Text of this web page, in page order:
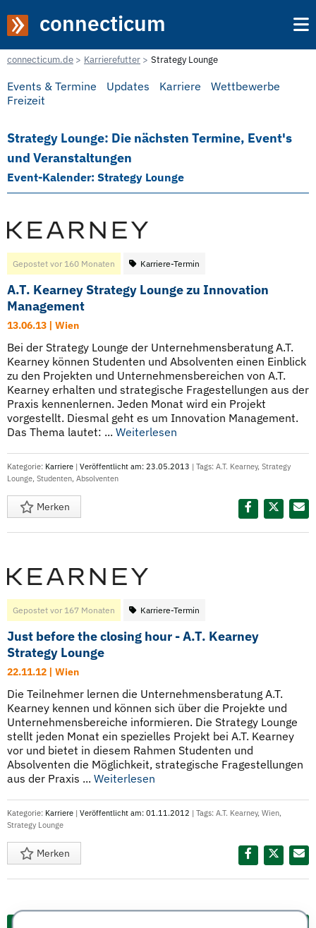
connecticum
connecticum.de Karrierefutter Strategy Lounge
Events & Termine Updates Karriere
Wettbewerbe
Freizeit
Strategy Lounge: Die nächsten Termine, Event's
und Veranstaltungen
Event-Kalender: Strategy Lounge
Gepostet vor 160 Monaten Karriere-Termin
A.T. Kearney Strategy Lounge zu Innovation
Management
13.06.13 | Wien
Bei der Strategy Lounge der Unternehmensberatung A.T.
Kearney können Studenten und Absolventen einen Einblick
zu den Projekten und Unternehmensbereichen von A.T.
Kearney erhalten und strategische Fragestellungen aus der
Praxis kennenlernen. Jeden Monat wird ein Projekt
vorgestellt. Diesmal geht es um Innovation Management.
Das Thema lautet: ... Weiterlesen
Kategorie: Karriere | Veröffentlicht am: 23.05.2013 | Tags: A.T. Kearney, Strategy
Lounge, Studenten, Absolventen
Merken
Gepostet vor 167 Monaten Karriere-Termin
Just before the closing hour - A.T. Kearney
Strategy Lounge
22.11.12 | Wien
Die Teilnehmer lernen die Unternehmensberatung A.T.
Kearney kennen und können sich über die Projekte und
Unternehmensbereiche informieren. Die Strategy Lounge
stellt jeden Monat ein spezielles Projekt bei A.T. Kearney
vor und bietet in diesem Rahmen Studenten und
Absolventen die Möglichkeit, strategische Fragestellungen
aus der Praxis ... Weiterlesen
Kategorie: Karriere | Veröffentlicht am: 01.11.2012 | Tags: A.T. Kearney, Wien,
Strategy Lounge
Merken